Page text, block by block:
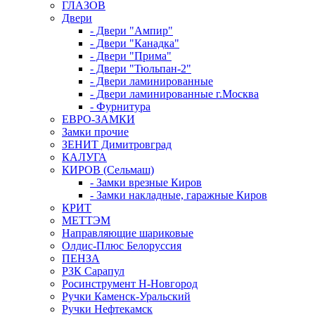
ГЛАЗОВ
Двери
- Двери "Ампир"
- Двери "Канадка"
- Двери "Прима"
- Двери "Тюльпан-2"
- Двери ламинированные
- Двери ламинированные г.Москва
- Фурнитура
ЕВРО-ЗАМКИ
Замки прочие
ЗЕНИТ Димитровград
КАЛУГА
КИРОВ (Сельмаш)
- Замки врезные Киров
- Замки накладные, гаражные Киров
КРИТ
МЕТТЭМ
Направляющие шариковые
Олдис-Плюс Белоруссия
ПЕНЗА
РЗК Сарапул
Росинструмент Н-Новгород
Ручки Каменск-Уральский
Ручки Нефтекамск